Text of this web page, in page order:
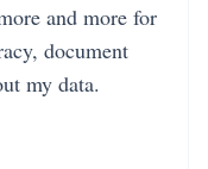
and more for
document
my data.